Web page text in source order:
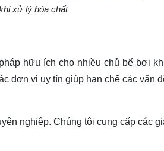
xử lý hóa chất
hữu ích cho nhiều chủ bể bơi
đơn vị uy tín giúp hạn chế các vấn
nghiệp. Chúng tôi cung cấp các